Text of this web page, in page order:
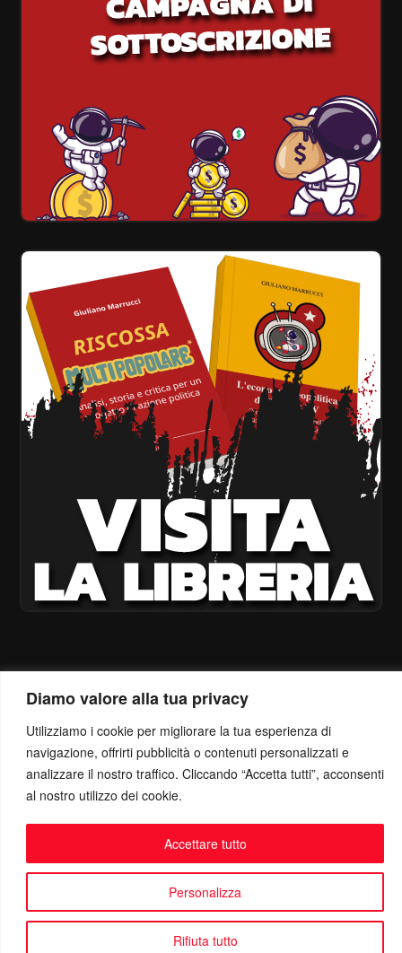
Diamo valore alla tua privacy
Utilizziamo i cookie per migliorare la tua esperienza di
navigazione, offrirti pubblicità o contenuti personalizzati e
analizzare il nostro traffico. Cliccando “Accetta tutti”, acconsenti
al nostro utilizzo dei cookie.
Personalizza
Rifiuta tutto
Accettare tutto